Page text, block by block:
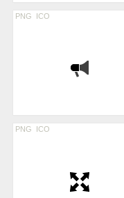
PNG ICO
PNG ICO